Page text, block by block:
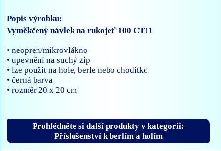
Popis výrobku:
Vyměkčený návlek na rukojeť 100 CT11
• neopren/mikrovlákno
• upevnění na suchý zip
• lze použít na hole, berle nebo chodítko
• černá barva
• rozměr 20 x 20 cm
Prohlédněte si další produkty v kategorii:
Příslušenství k berlím a holím